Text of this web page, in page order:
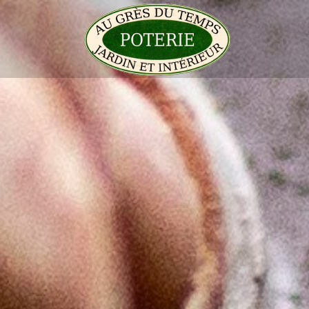
Skip to
Pots de jardin
Pots de jardin
Pots à
Pots pour
grasses
dessous de pot
Pots pour
Vasques